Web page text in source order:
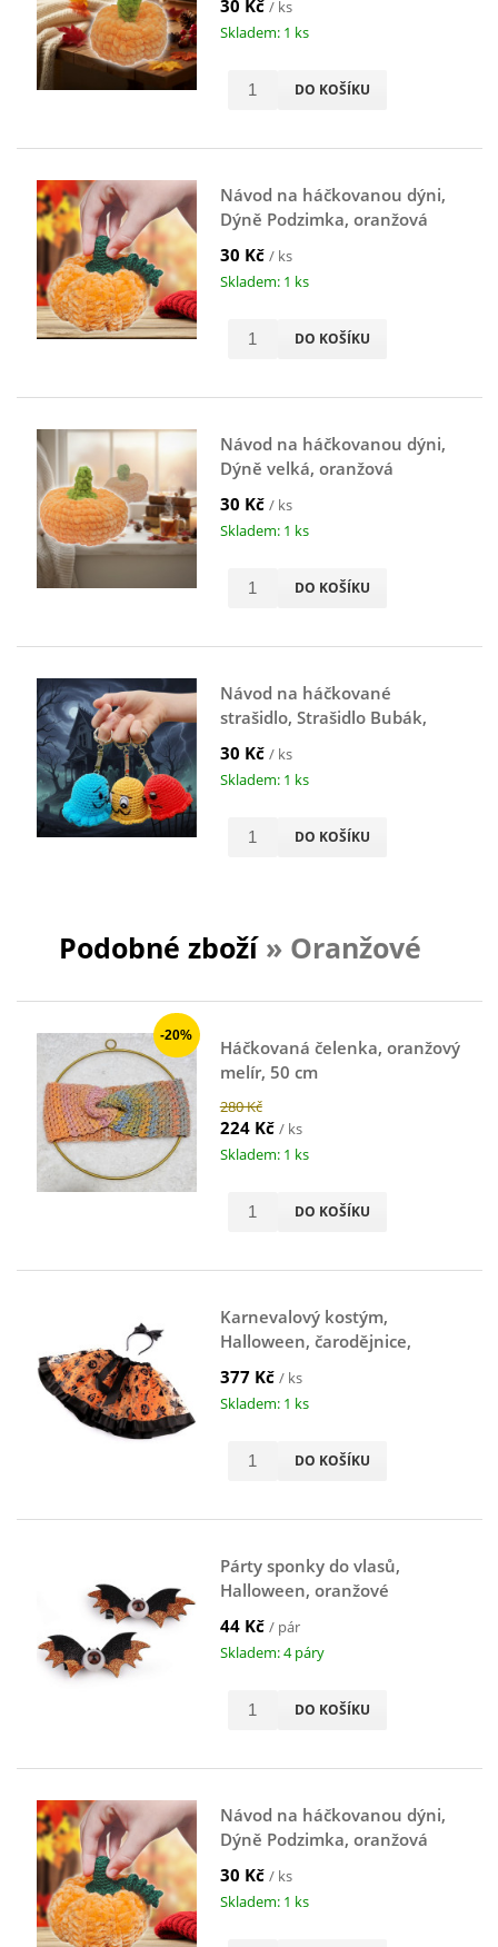
30 Kč / ks
Skladem: 1 ks
DO KOŠÍKU
Návod na háčkovanou dýni,
Dýně Podzimka, oranžová
30 Kč / ks
Skladem: 1 ks
DO KOŠÍKU
Návod na háčkovanou dýni,
Dýně velká, oranžová
30 Kč / ks
Skladem: 1 ks
DO KOŠÍKU
Návod na háčkované
strašidlo, Strašidlo Bubák,
30 Kč / ks
Skladem: 1 ks
DO KOŠÍKU
Podobné zboží » Oranžové
-20%
Háčkovaná čelenka, oranžový
melír, 50 cm
280 Kč
224 Kč / ks
Skladem: 1 ks
DO KOŠÍKU
Karnevalový kostým,
Halloween, čarodějnice,
377 Kč / ks
Skladem: 1 ks
DO KOŠÍKU
Párty sponky do vlasů,
Halloween, oranžové
44 Kč / pár
Skladem: 4 páry
DO KOŠÍKU
Návod na háčkovanou dýni,
Dýně Podzimka, oranžová
30 Kč / ks
Skladem: 1 ks